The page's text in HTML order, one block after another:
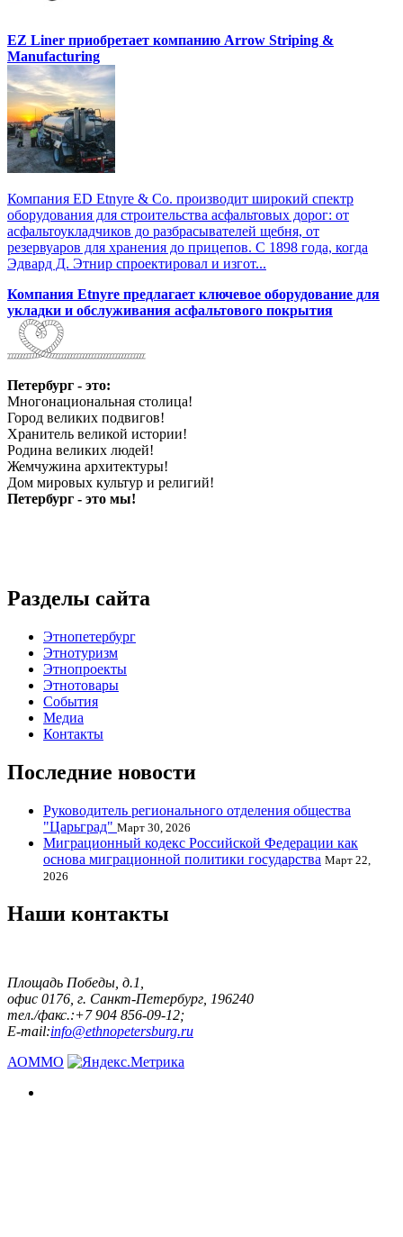
EZ Liner приобретает компанию Arrow Striping &
Manufacturing
Компания ED Etnyre & Co. производит широкий спектр
оборудования для строительства асфальтовых дорог: от
асфальтоукладчиков до разбрасывателей щебня, от
резервуаров для хранения до прицепов. С 1898 года, когда
Эдвард Д. Этнир спроектировал и изгот...
Компания Etnyre предлагает ключевое оборудование для
укладки и обслуживания асфальтового покрытия
Петербург - это:
Многонациональная столица!
Город великих подвигов!
Хранитель великой истории!
Родина великих людей!
Жемчужина архитектуры!
Дом мировых культур и религий!
Петербург - это мы!
Разделы сайта
Этнопетербург
Этнотуризм
Этнопроекты
Этнотовары
События
Медиа
Контакты
Последние новости
Руководитель регионального отделения общества
"Царьград" Март 30, 2026
Миграционный кодекс Российской Федерации как
основа миграционной политики государства Март 22,
2026
Наши контакты
Площадь Победы, д.1,
офис 0176, г. Санкт-Петербург, 196240
тел./факс.:+7 904 856-09-12;
E-mail:info@ethnopetersburg.ru
АОММО